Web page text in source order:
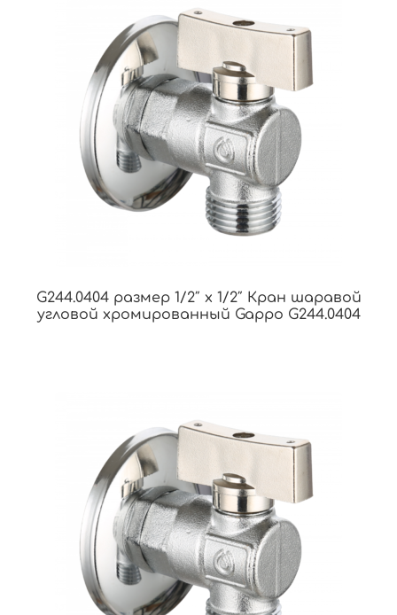
G244.0404 размер 1/2″ х 1/2″ Кран шаравой
угловой хромированный Gappo G244.0404